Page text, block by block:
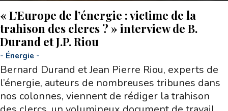
« L’Europe de l’énergie : victime de la
trahison des clercs ? » interview de B.
Durand et J.P. Riou
- Énergie -
Bernard Durand et Jean Pierre Riou, experts de
l’énergie, auteurs de nombreuses tribunes dans
nos colonnes, viennent de rédiger la trahison